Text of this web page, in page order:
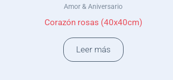
Amor & Aniversario
Corazón rosas (40x40cm)
Leer más